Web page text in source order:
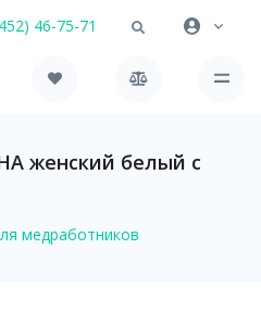
46-75-71
женский белый с
медработников